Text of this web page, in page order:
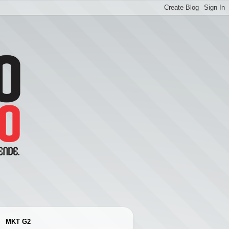
MKT G2